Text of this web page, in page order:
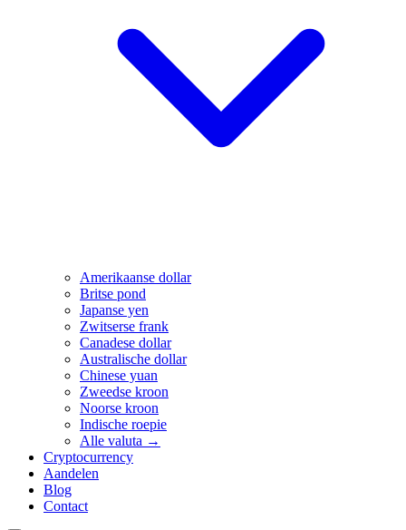
Amerikaanse dollar
Britse pond
Japanse yen
Zwitserse frank
Canadese dollar
Australische dollar
Chinese yuan
Zweedse kroon
Noorse kroon
Indische roepie
Alle valuta →
Cryptocurrency
Aandelen
Blog
Contact